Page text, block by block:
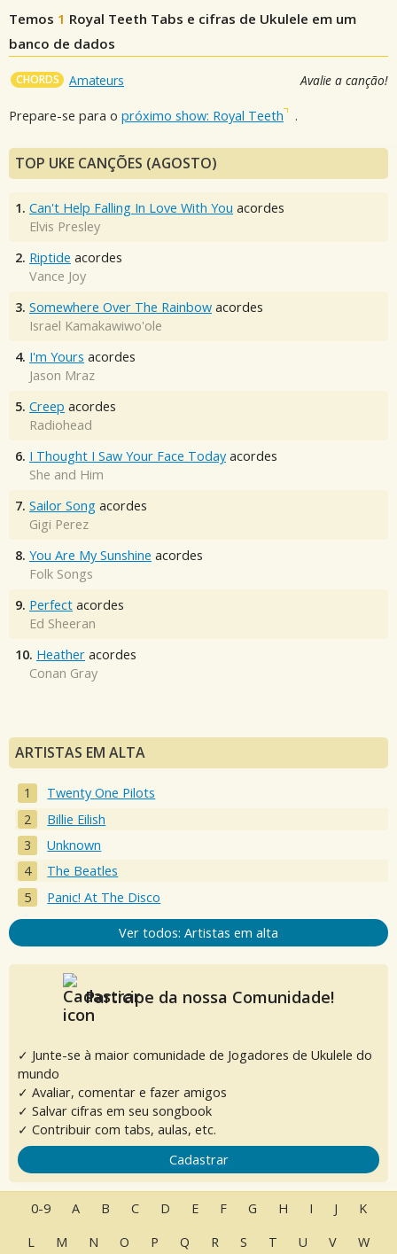
Temos 1 Royal Teeth Tabs e cifras de Ukulele em um
banco de dados
CHORDS Amateurs Avalie a canção!
Prepare-se para o próximo show: Royal Teeth .
TOP UKE CANÇÕES (AGOSTO)
1. Can't Help Falling In Love With You acordes
Elvis Presley
2. Riptide acordes
Vance Joy
3. Somewhere Over The Rainbow acordes
Israel Kamakawiwo'ole
4. I'm Yours acordes
Jason Mraz
5. Creep acordes
Radiohead
6. I Thought I Saw Your Face Today acordes
She and Him
7. Sailor Song acordes
Gigi Perez
8. You Are My Sunshine acordes
Folk Songs
9. Perfect acordes
Ed Sheeran
10. Heather acordes
Conan Gray
ARTISTAS EM ALTA
Twenty One Pilots
Billie Eilish
Unknown
The Beatles
Panic! At The Disco
Ver todos: Artistas em alta
Participe da nossa Comunidade!
✓ Junte-se à maior comunidade de Jogadores de Ukulele do
mundo
✓ Avaliar, comentar e fazer amigos
✓ Salvar cifras em seu songbook
✓ Contribuir com tabs, aulas, etc.
Cadastrar
0-9 A B C D E F G H I J
K
L
M N O P Q R S T U V W